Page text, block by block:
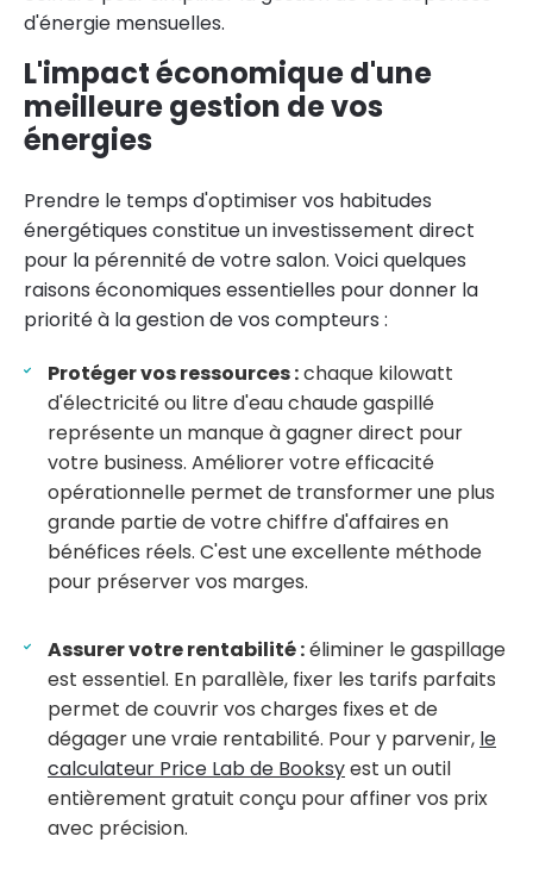
d'énergie mensuelles.
L'impact économique d'une
meilleure gestion de vos
énergies
Prendre le temps d'optimiser vos habitudes
énergétiques constitue un investissement direct
pour la pérennité de votre salon. Voici quelques
raisons économiques essentielles pour donner la
priorité à la gestion de vos compteurs :
Protéger vos ressources :chaque kilowatt
d'électricité ou litre d'eau chaude gaspillé
représente un manque à gagner direct pour
votre business. Améliorer votre efficacité
opérationnelle permet de transformer une plus
grande partie de votre chiffre d'affaires en
bénéfices réels. C'est une excellente méthode
pour préserver vos marges.
Assurer votre rentabilité :éliminer le gaspillage
est essentiel. En parallèle, fixer les tarifs parfaits
permet de couvrir vos charges fixes et de
dégager une vraie rentabilité. Pour y parvenir, le
calculateur Price Lab de Booksyest un outil
entièrement gratuit conçu pour affiner vos prix
avec précision.